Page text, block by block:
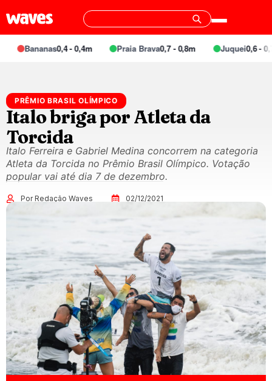
Bananas0,4 - 0,4m Praia Brava0,7 - 0,8m Juquei0,6 - 0,7m
PRÊMIO BRASIL OLÍMPICO
Italo briga por Atleta da
Torcida
Italo Ferreira e Gabriel Medina concorrem na categoria
Atleta da Torcida no Prêmio Brasil Olímpico. Votação
popular vai até dia 7 de dezembro.
Por Redação Waves 02/12/2021